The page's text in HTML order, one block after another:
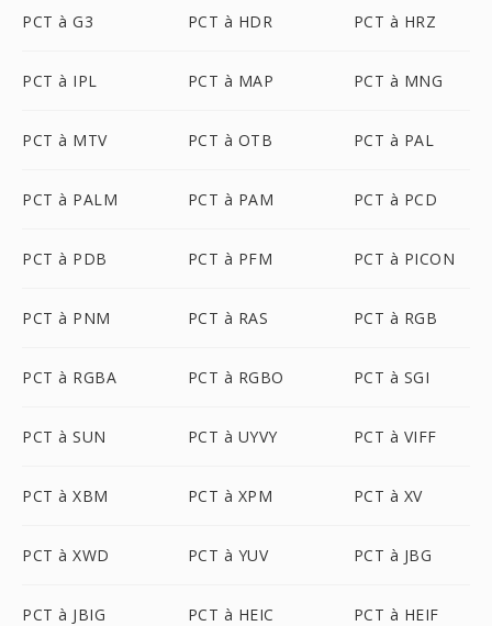
PCT à G3 PCT à HDR PCT à HRZ
PCT à IPL PCT à MAP PCT à MNG
PCT à MTV PCT à OTB PCT à PAL
PCT à PALM PCT à PAM PCT à PCD
PCT à PDB PCT à PFM PCT à PICON
PCT à PNM PCT à RAS PCT à RGB
PCT à RGBA PCT à RGBO PCT à SGI
PCT à SUN PCT à UYVY PCT à VIFF
PCT à XBM PCT à XPM PCT à XV
PCT à XWD PCT à YUV PCT à JBG
PCT à JBIG PCT à HEIC PCT à HEIF